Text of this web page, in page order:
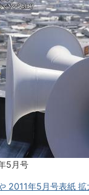
5月号
2011年5月号表紙